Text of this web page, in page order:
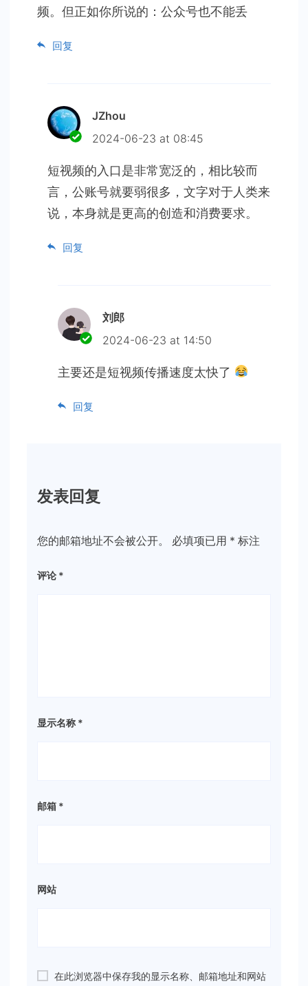
频。但正如你所说的：公众号也不能丢
回复
JZhou
2024-06-23 at 08:45
短视频的入口是非常宽泛的，相比较而
言，公账号就要弱很多，文字对于人类来
说，本身就是更高的创造和消费要求。
回复
刘郎
2024-06-23 at 14:50
主要还是短视频传播速度太快了
回复
发表回复
您的邮箱地址不会被公开。 必填项已用 * 标注
评论 *
显示名称 *
邮箱 *
网站
在此浏览器中保存我的显示名称、邮箱地址和网站